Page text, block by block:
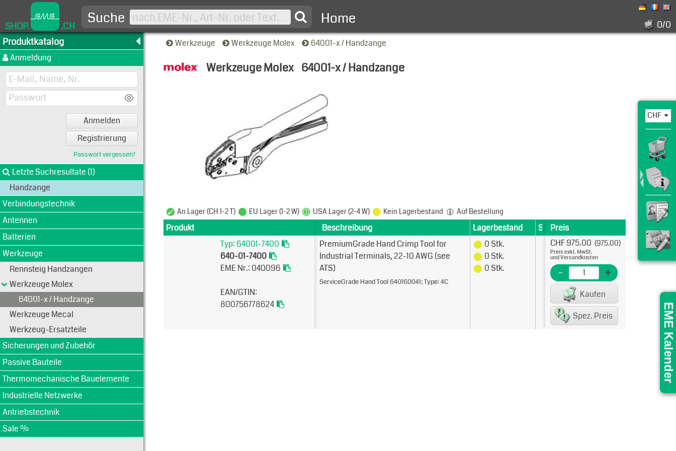
EME Kalender
SHOP. .CH Suche Home
0/0
Produktkatalog
Anmeldung
Anmelden
Registrierung
Passwort vergessen?
Letzte Suchresultate (1)
Handzange
Verbindungstechnik
Antennen
Batterien
Werkzeuge
Rennsteig Handzangen
Werkzeuge Molex
64001-x / Handzange
Werkzeuge Mecal
Werkzeug-Ersatzteile
Sicherungen und Zubehör
Passive Bauteile
Thermomechanische Bauelemente
Industrielle Netzwerke
Antriebstechnik
Sale %
Werkzeuge Werkzeuge Molex 64001-x / Handzange
Werkzeuge Molex 64001-x / Handzange
An Lager (CH 1-2 T) EU Lager (1-2 W) USA Lager (2-4 W) Kein Lagerbestand Auf Bestellung
Produkt Beschreibung Lagerbestand Staffelpreise Merkmale
Preis
Typ: 64001-7400
640-01-7400
EME Nr.: 040096
EAN/GTIN:
800756778624
PremiumGrade Hand Crimp Tool for
Industrial Terminals, 22-10 AWG (see
ATS)
ServiceGrade Hand Tool 640160041; Type: 4C
0 Stk.
0 Stk.
0 Stk.
CHF 975.000
CHF 975.00 (975.00)
Preis exkl. MwSt.
und Versandkosten
- +
Kaufen
Spez. Preis